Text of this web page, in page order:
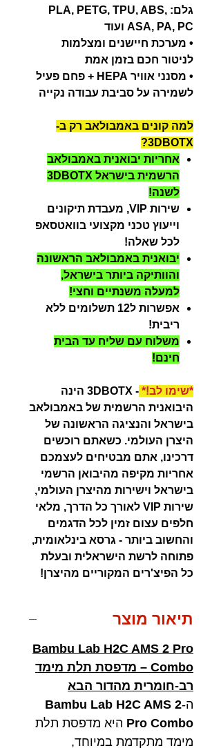
גלם: PLA, PETG, TPU, ABS,
ASA, PA, PC ועוד
• מערכת חיישנים ומצלמות
לניטור חכם בזמן אמת
• מסנני אוויר HEPA + פחם פעיל
לשמירה על סביבת עבודה נקייה
למה קונים באמבולאב רק ב-
3DBOTX?
אחריות יבואנית באמבולאב
הרשמית בישראל 3DBOTX
לשנה!
שירות VIP, מעבדת תיקונים
וייעוץ טכני מקצועי בוואטסאפ
לכל שאלה!
יבואנית באמבולאב הראשונה
והוותיקה ביותר בישראל,
למעלה משנתיים וחצי!
אפשרות ל12 תשלומים ללא
ריבית!
משלוח עם שליח עד הבית
חינם!
*שימו לב!*
- 3DBOTX הינה
היבואנית הרשמית של באמבולאב
בישראל והנציגה הראשונה של
היצרן העולמי. כשאתם רוכשים
דרכינו, אתם מבטיחים לעצמכם
אחריות מקיפה מהיבואן הרשמי
בישראל וישירות מהיצרן העולמי,
שירות VIP לאורך כל הדרך, מלאי
חלפים עצום זמין לכל הדגמים
והחשוב ביותר - גרסא בינלאומית,
פתוחה לרשת הישראלית ובעלת
כל הפיצ'רים המקוריים מהיצרן!
תיאור מוצר
Bambu Lab H2C AMS 2 Pro
Combo – מדפסת תלת מימד
רב-חומרית מהדור הבא
ה-Bambu Lab H2C AMS 2
Pro Combo היא מדפסת תלת
מימד מתקדמת במיוחד,